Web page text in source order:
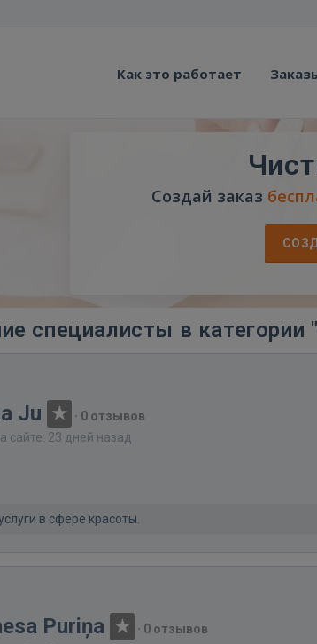
Как это работает
Создай заказ
специалисты в категории
Ju · 0 отзывов
сайте: 23 дней назад
в сфере красоты.
Puriņa · 0 отзывов